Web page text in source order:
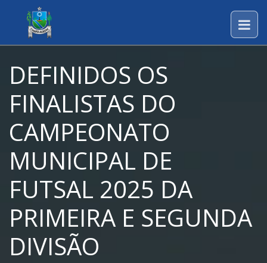
DEFINIDOS OS
FINALISTAS DO
CAMPEONATO
MUNICIPAL DE
FUTSAL 2025 DA
PRIMEIRA E SEGUNDA
DIVISÃO